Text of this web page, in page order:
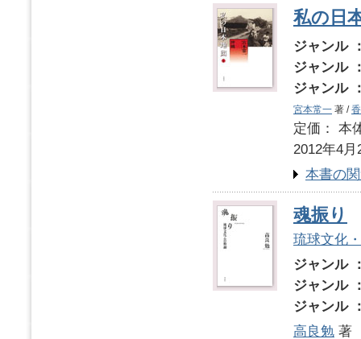
私の日
ジャンル
ジャンル
ジャンル
宮本常一 著 /
定価：
2012年4月
本書の
魂振り
琉球文化
ジャンル
ジャンル
ジャンル
高良勉 著